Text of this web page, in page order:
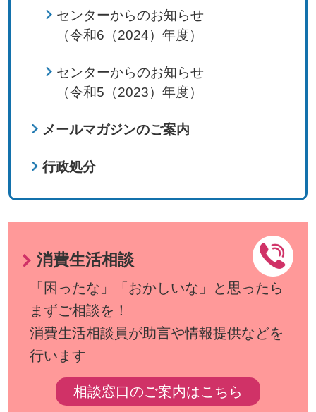
センターからのお知らせ
（令和6（2024）年度）
センターからのお知らせ
（令和5（2023）年度）
メールマガジンのご案内
行政処分
消費生活相談
「困ったな」「おかしいな」と思ったら
まずご相談を！
消費生活相談員が助言や情報提供などを
行います
相談窓口のご案内はこちら